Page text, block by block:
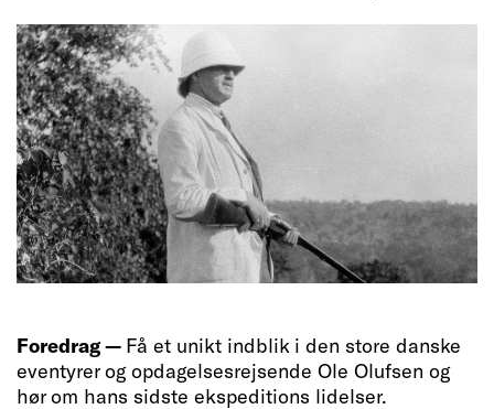
Foredrag — Få et unikt indblik i den store danske
eventyrer og opdagelsesrejsende Ole Olufsen og
hør om hans sidste ekspeditions lidelser.